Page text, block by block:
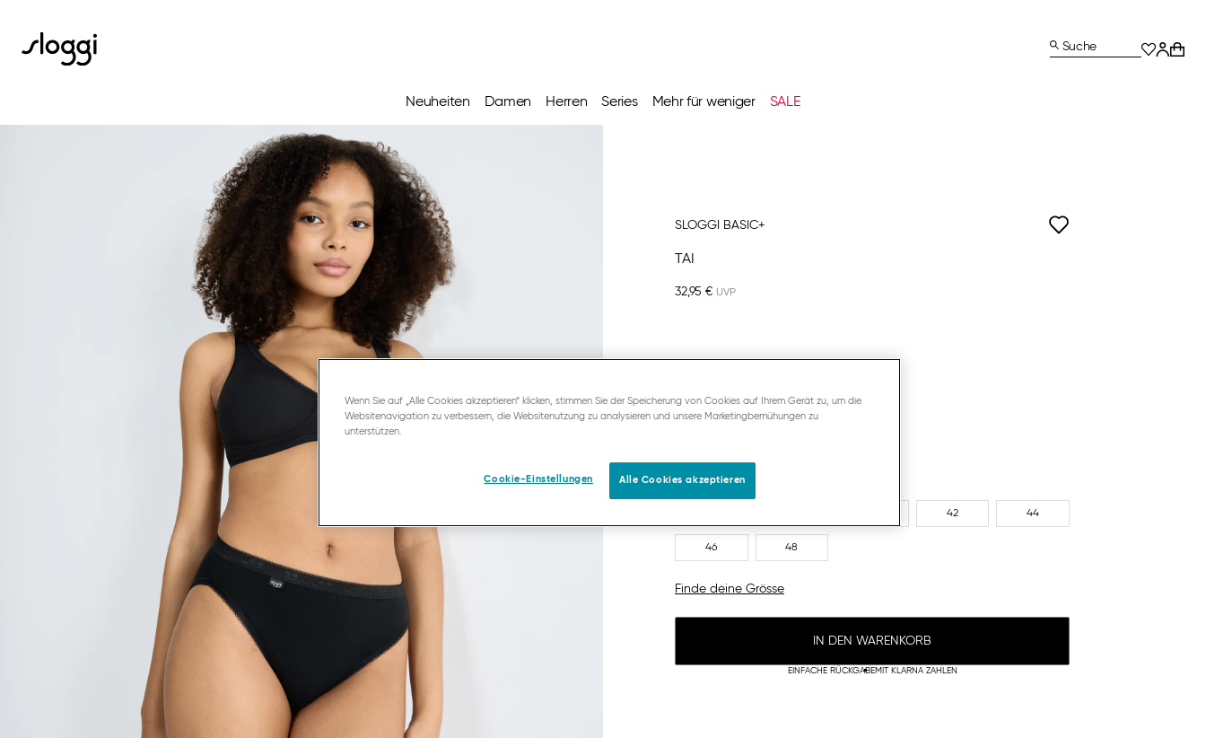
Neuheiten Damen Herren Series Mehr für weniger SALE
Suche
SLOGGI BASIC+
TAI
32,95 €
42 44
46 48
Finde deine Grösse
IN DEN WARENKORB
EINFACHE RÜCKGABEMIT KLARNA ZAHLEN
Wenn Sie auf „Alle Cookies akzeptieren“ klicken, stimmen Sie der Speicherung von Cookies auf Ihrem Gerät zu, um die
Websitenavigation zu verbessern, die Websitenutzung zu analysieren und unsere Marketingbemühungen zu
unterstützen.
Cookie-Einstellungen Alle Cookies akzeptieren